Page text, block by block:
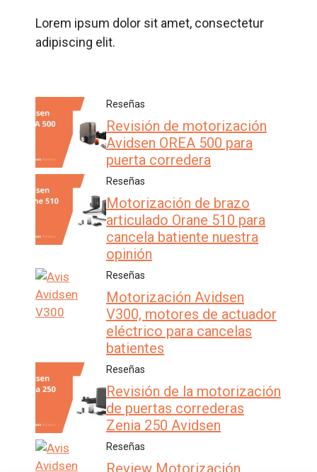
Lorem ipsum dolor sit amet, consectetur
adipiscing elit.
Reseñas
Revisión de motorización
Avidsen OREA 500 para
puerta corredera
Reseñas
Motorización de brazo
articulado Orane 510 para
cancela batiente nuestra
opinión
Reseñas
Motorización Avidsen
V300, motores de actuador
eléctrico para cancelas
batientes
Reseñas
Revisión de la motorización
de puertas correderas
Zenia 250 Avidsen
Reseñas